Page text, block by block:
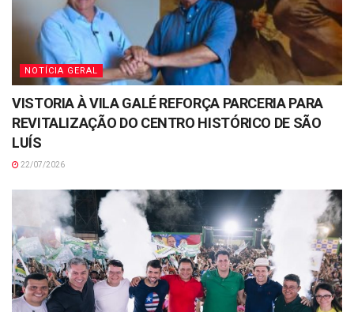
NOTÍCIA GERAL
VISTORIA À VILA GALÉ REFORÇA PARCERIA PARA
REVITALIZAÇÃO DO CENTRO HISTÓRICO DE SÃO
LUÍS
22/07/2026